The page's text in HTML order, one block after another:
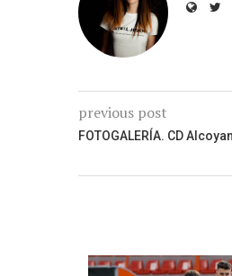
previous post
FOTOGALERÍA. CD